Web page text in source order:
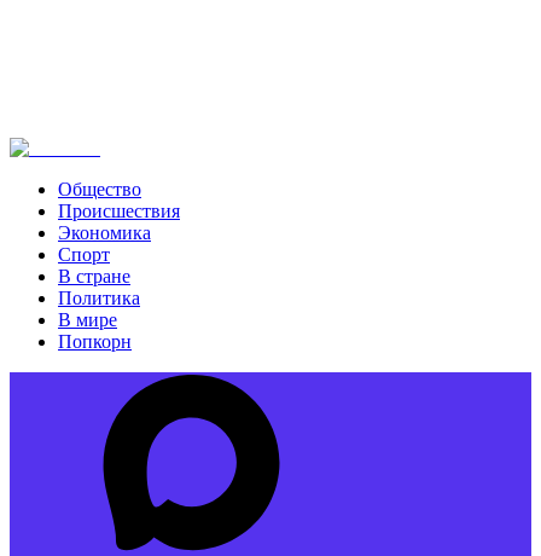
Общество
Происшествия
Экономика
Спорт
В стране
Политика
В мире
Попкорн